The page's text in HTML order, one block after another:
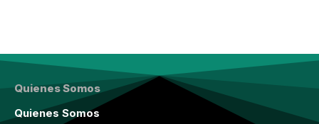
Quienes Somos
Quienes Somos